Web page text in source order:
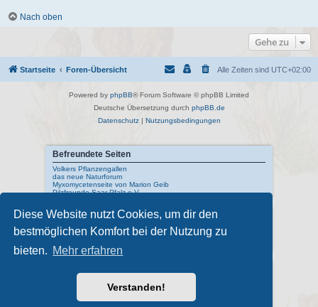
Diese Website nutzt Cookies, um dir den
bestmöglichen Komfort bei der Nutzung zu
bieten. Mehr erfahren
Verstanden!
Nach oben
Gehe zu
Startseite Foren-Übersicht Alle Zeiten sind UTC+02:00
Powered by phpBB® Forum Software © phpBB Limited
Deutsche Übersetzung durch phpBB.de
Datenschutz| Nutzungsbedingungen
Befreundete Seiten
Volkers Pflanzengallen
das neue Naturforum
Myxomycetenseite von Marion Geib
Pilzfreunde Saar-Pfalz e.V.
Interne Links
Mykologisches Lexikon
meine Naturfotos
Pilzfotopage - Suchmaschine
Schwarzwälder Pilzlehrschau
Deutsche Gesellschaft für Mykologie
Pilzkundliches Museum Bad Laasphe